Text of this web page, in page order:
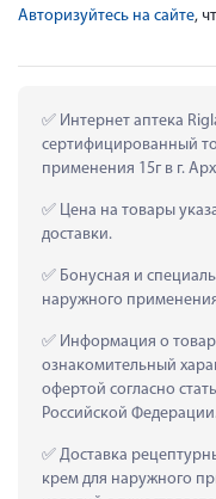
Авторизуйтесь на сайте,
Интернет аптека
сертифицированный
применения 15г в г.
Цена на товары
доставки.
Бонусная и
наружного
Информация о
ознакомительный
офертой согласно
Российской
Доставка
крем для наружного